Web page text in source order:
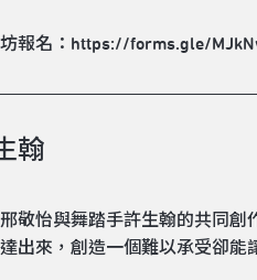
報名：https://forms.gle/
翰
敬怡與舞踏手許生翰的共同
出來，創造一個難以承受卻能